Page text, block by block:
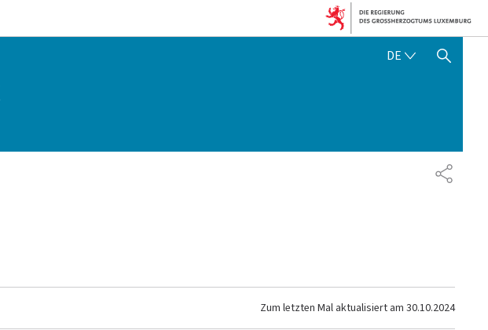
DE DEUTSCH
SUCHFLED ANZEIGEN /
TEILEN
Zum letzten Mal aktualisiert am 30.10.2024